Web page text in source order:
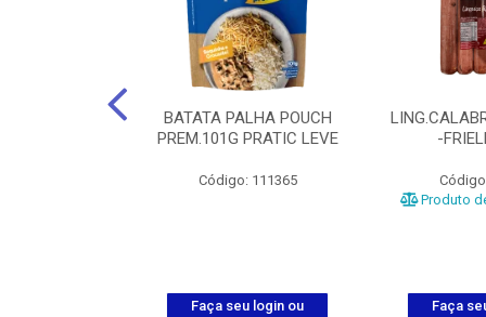
BATATA PALHA POUCH
PREM.101G PRATIC LEVE
Código: 111365
Faça seu login ou
-
Produto
Faça